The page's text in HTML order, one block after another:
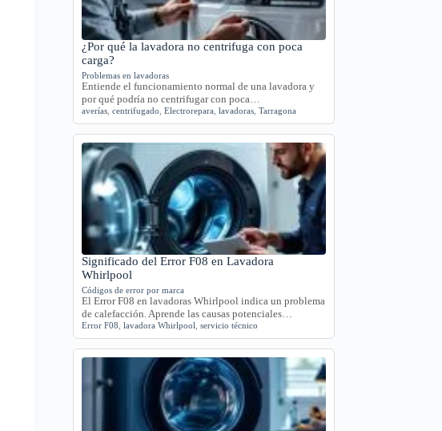
¿Por qué la lavadora no centrifuga con poca
carga?
Problemas en lavadoras
Entiende el funcionamiento normal de una lavadora y
por qué podría no centrifugar con poca…
averías ,centrifugado ,Electrorepara ,lavadoras ,Tarragona
Significado del Error F08 en Lavadora
Whirlpool
Códigos de error por marca
El Error F08 en lavadoras Whirlpool indica un problema
de calefacción. Aprende las causas potenciales…
Error F08 ,lavadora Whirlpool ,servicio técnico